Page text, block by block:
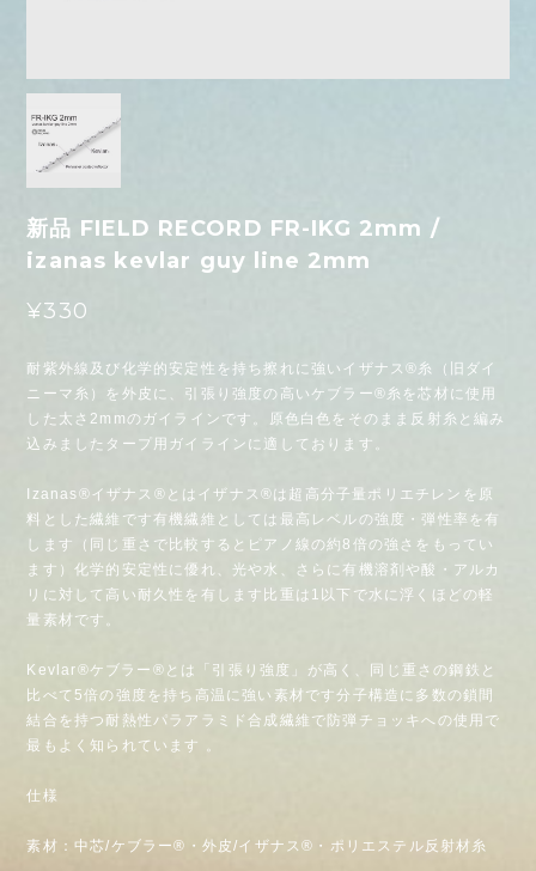
新品 FIELD RECORD FR-IKG 2mm /
izanas kevlar guy line 2mm
¥330
耐紫外線及び化学的安定性を持ち擦れに強いイザナス®糸（旧ダイ
ニーマ糸）を外皮に、引張り強度の高いケブラー®糸を芯材に使用
した太さ2mmのガイラインです。原色白色をそのまま反射糸と編み
込みましたタープ用ガイラインに適しております。
Izanas®イザナス®とはイザナス®は超高分子量ポリエチレンを原
料とした繊維です有機繊維としては最高レベルの強度・弾性率を有
します（同じ重さで比較するとピアノ線の約8倍の強さをもってい
ます）化学的安定性に優れ、光や水、さらに有機溶剤や酸・アルカ
リに対して高い耐久性を有します比重は1以下で水に浮くほどの軽
量素材です。
Kevlar®ケブラー®とは「引張り強度」が高く、同じ重さの鋼鉄と
比べて5倍の強度を持ち高温に強い素材です分子構造に多数の鎖間
結合を持つ耐熱性パラアラミド合成繊維で防弾チョッキへの使用で
最もよく知られています 。
仕様
素材：中芯/ケブラー®・外皮/イザナス®・ポリエステル反射材糸